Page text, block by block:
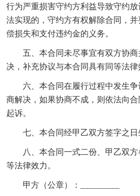
行为严重损害守约方利益导致守约
法实现的，守约方有权解除合同，
偿损失和支付违约金的义务。
五、本合同未尽事宜有双方协
决，补充协议与本合同具有同等法律
六、本合同在履行过程中发生
商解决，如果协商不成，则依法向
起诉。
七、本合同经甲乙双方签字之日
八、本合同一式二份、甲乙双
等法律效力。
甲方（公章）：_________